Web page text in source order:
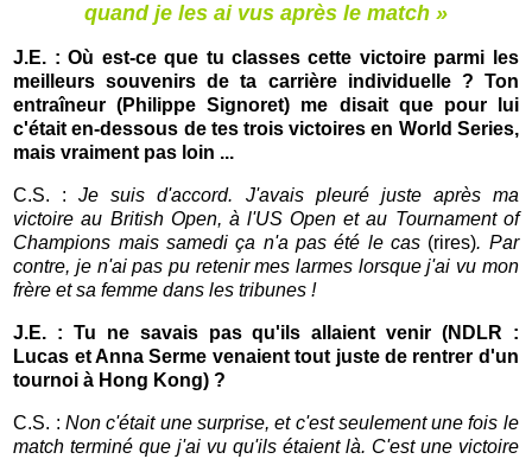
quand je les ai vus après le match »
J.E. : Où est-ce que tu classes cette victoire parmi les
meilleurs souvenirs de ta carrière individuelle ? Ton
entraîneur (Philippe Signoret) me disait que pour lui
c'était en-dessous de tes trois victoires en World Series,
mais vraiment pas loin ...
C.S. :Je suis d'accord. J'avais pleuré juste après ma
victoire au British Open, à l'US Open et au Tournament of
Champions mais samedi ça n'a pas été le cas (rires). Par
contre, je n'ai pas pu retenir mes larmes lorsque j'ai vu mon
frère et sa femme dans les tribunes !
J.E. : Tu ne savais pas qu'ils allaient venir (NDLR :
Lucas et Anna Serme venaient tout juste de rentrer d'un
tournoi à Hong Kong) ?
C.S. : Non c'était une surprise, et c'est seulement une fois le
match terminé que j'ai vu qu'ils étaient là. C'est une victoire